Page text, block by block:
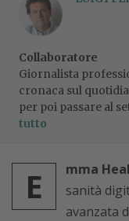
Collaboratore
Giornalista
cronaca sul
per poi passare al
tutto
E mma
sanità
avanzata